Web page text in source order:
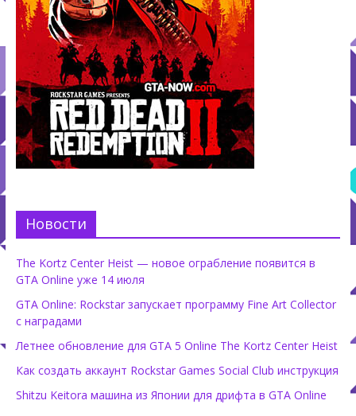
Новости
The Kortz Center Heist — новое ограбление появится в
GTA Online уже 14 июля
GTA Online: Rockstar запускает программу Fine Art Collector
с наградами
Летнее обновление для GTA 5 Online The Kortz Center Heist
Как создать аккаунт Rockstar Games Social Club инструкция
Shitzu Keitora машина из Японии для дрифта в GTA Online